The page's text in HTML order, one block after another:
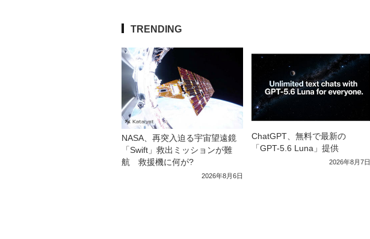
TRENDING
NASA、再突入迫る宇宙望遠鏡
「Swift」救出ミッションが難
航 救援機に何が?
2026年8月6日
ChatGPT、無料で最新の
「GPT-5.6 Luna」提供
2026年8月7日